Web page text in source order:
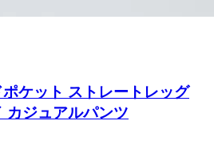
ケット ストレートレッグ
カジュアルパンツ